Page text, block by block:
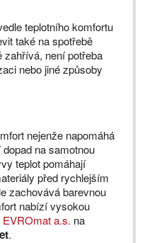
teplotního komfortu
také na spotřebě
zahřívá, není potřeba
nebo jiné způsoby
nejenže napomáhá
na samotnou
teplot pomáhají
před rychlejším
zachovává barevnou
nabízí vysokou
EVROmat a.s. na
.